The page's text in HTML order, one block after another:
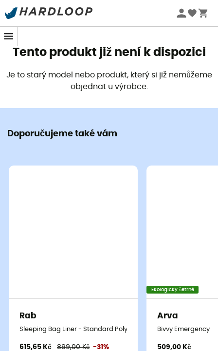
Letní akce 🔥 -5 % EXTRA při nákupu 2 produktů* s kódem
Tento produkt již není k dispozici
Je to starý model nebo produkt, který si již nemůžeme
objednat u výrobce.
Doporučujeme také vám
Rab
Sleeping Bag Liner - Standard Poly-cotton - Vložka do spacáku
615,65 Kč 899,00 Kč -31%
Ekologicky šetrné
Arva
Bivvy Emergency
509,00 Kč